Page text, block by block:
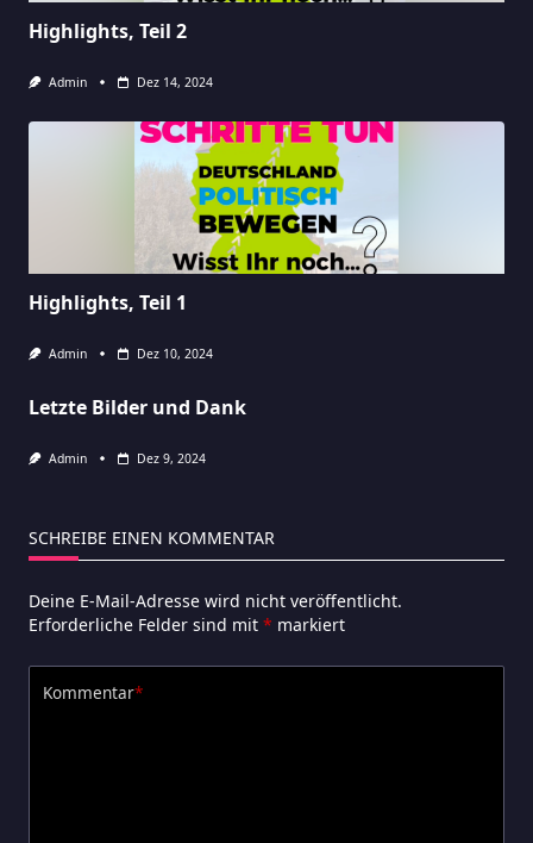
Highlights, Teil 2
Admin Dez 14, 2024
Highlights, Teil 1
Admin Dez 10, 2024
Letzte Bilder und Dank
Admin Dez 9, 2024
SCHREIBE EINEN KOMMENTAR
Deine E-Mail-Adresse wird nicht veröffentlicht.
Erforderliche Felder sind mit * markiert
Kommentar*